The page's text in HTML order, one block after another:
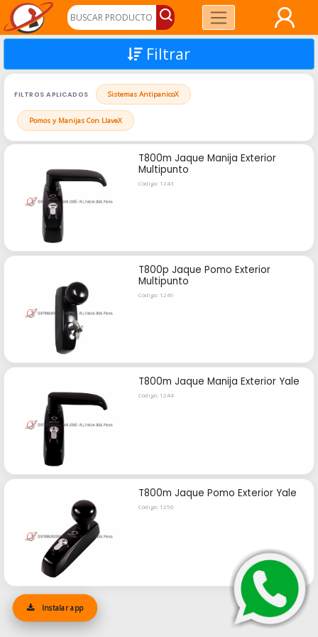
Instalar app
Filtrar
FILTROS APLICADOS Sistemas AntipanicoX
Pomos y Manijas Con LlaveX
T800m Jaque Manija Exterior
Multipunto
Código: 1243
T800p Jaque Pomo Exterior
Multipunto
Código: 1249
T800m Jaque Manija Exterior Yale
Código: 1244
T800m Jaque Pomo Exterior Yale
Código: 1250